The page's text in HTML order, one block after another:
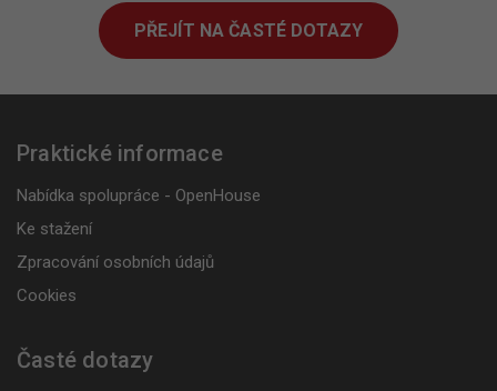
PŘEJÍT NA ČASTÉ DOTAZY
Praktické informace
Nabídka spolupráce - OpenHouse
Ke stažení
Zpracování osobních údajů
Cookies
Časté dotazy